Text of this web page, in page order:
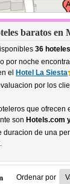
baratos en
36 hoteles
por noche
el Hotel La Siesta
por los
que ofrecen
son Hotels.com
duracion de una
.
Ordenar por